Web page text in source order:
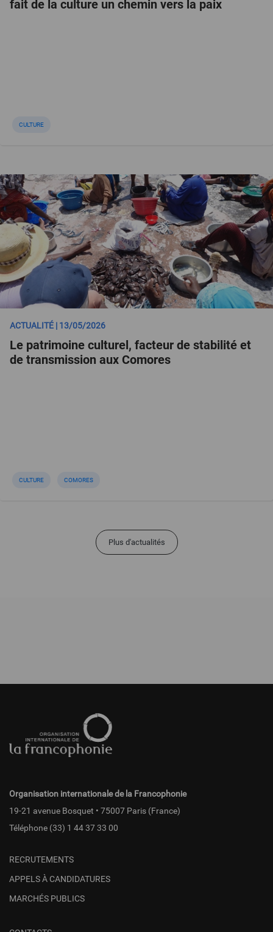
fait de la culture un chemin vers la paix
CULTURE
ACTUALITÉ | 13/05/2026
Le patrimoine culturel, facteur de stabilité et
de transmission aux Comores
CULTURE COMORES
Plus d'actualités
page
Organisation internationale de la Francophonie
19-21 avenue Bosquet • 75007 Paris (France)
Téléphone (33) 1 44 37 33 00
RECRUTEMENTS
APPELS À CANDIDATURES
MARCHÉS PUBLICS